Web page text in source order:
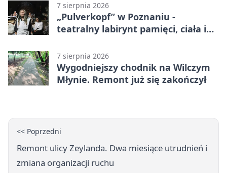
7 sierpnia 2026
„Pulverkopf” w Poznaniu -
teatralny labirynt pamięci, ciała i
7 sierpnia 2026
Wygodniejszy chodnik na Wilczym
Młynie. Remont już się zakończył
<< Poprzedni
Remont ulicy Zeylanda. Dwa miesiące utrudnień i
zmiana organizacji ruchu